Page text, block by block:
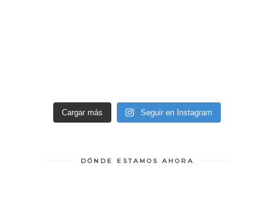
Cargar más Seguir en Instagram
DÓNDE ESTAMOS AHORA